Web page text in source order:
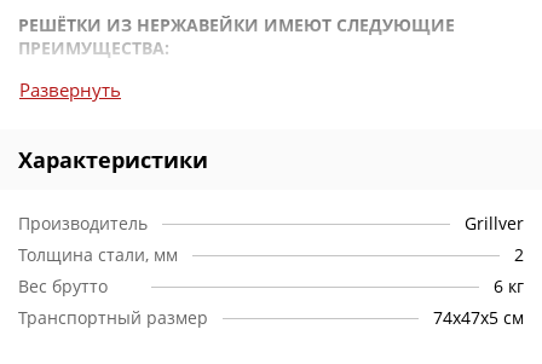
РЕШЁТКИ ИЗ НЕРЖАВЕЙКИ ИМЕЮТ СЛЕДУЮЩИЕ
ПРЕИМУЩЕСТВА:
можно чистить абразивом и мыть с применением
не ломаются, в отличие от хрупкого чугуна
Развернуть
Характеристики
Производитель
Grillver
Толщина стали, мм
2
Вес брутто
6 кг
Транспортный размер
74х47х5 см